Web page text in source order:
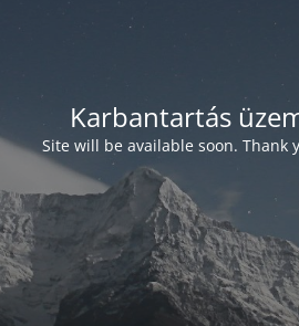
Karbantartás
Site will be available soon. Thank